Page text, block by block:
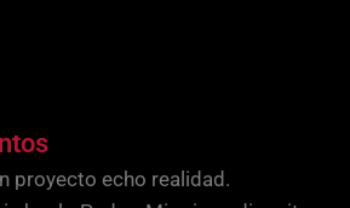
proyecto echo realidad.